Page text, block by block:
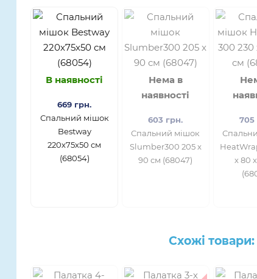
В наявності
669 грн.
Спальний мішок
Bestway
220х75х50 см
(68054)
Нема в
наявності
603 грн.
Спальний мішок
Slumber300 205 x
90 см (68047)
705
х 80
Схожі товари: